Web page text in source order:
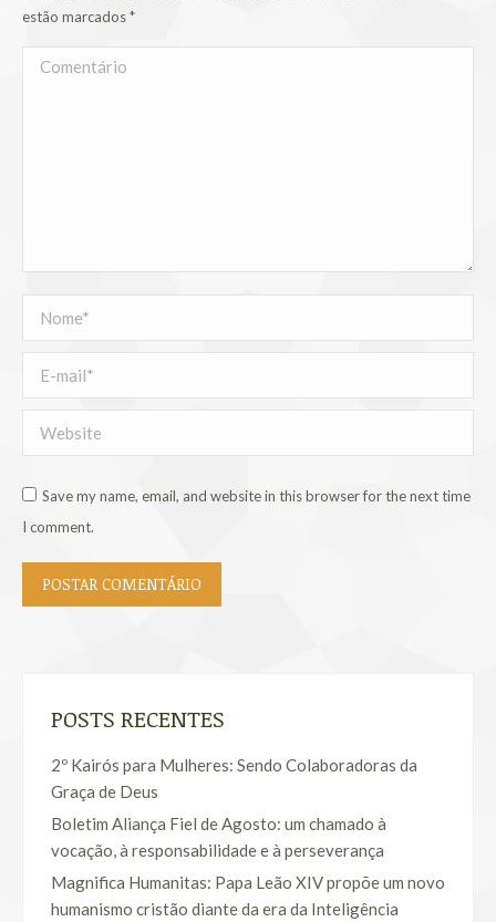
estão marcados*
Comentário
Nome *
E-mail *
Website
Save my name, email, and website in this browser for the next time
I comment.
POSTAR COMENTÁRIO
POSTS RECENTES
2º Kairós para Mulheres: Sendo Colaboradoras da
Graça de Deus
Boletim Aliança Fiel de Agosto: um chamado à
vocação, à responsabilidade e à perseverança
Magnifica Humanitas: Papa Leão XIV propõe um novo
humanismo cristão diante da era da Inteligência